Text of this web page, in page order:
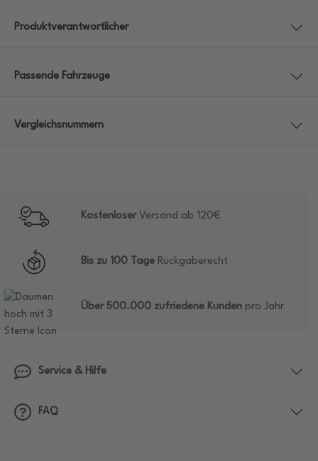
Produktverantwortlicher
Passende Fahrzeuge
Vergleichsnummern
KostenloserVersand ab 120€
Bis zu 100 Tage Rückgaberecht
Über 500.000 zufriedene Kunden pro Jahr
Service & Hilfe
FAQ